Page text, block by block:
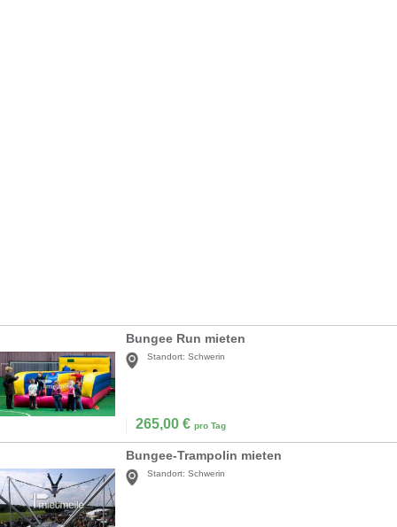
Bungee Run mieten
Standort: Schwerin
265,00 € pro Tag
Bungee-Trampolin mieten
Standort: Schwerin